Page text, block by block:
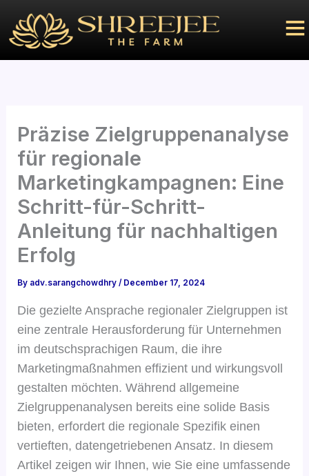
content
Präzise Zielgruppenanalyse
für regionale
Marketingkampagnen: Eine
Schritt-für-Schritt-
Anleitung für nachhaltigen
Erfolg
By adv.sarangchowdhry/ December 17, 2024
Die gezielte Ansprache regionaler Zielgruppen ist
eine zentrale Herausforderung für Unternehmen
im deutschsprachigen Raum, die ihre
Marketingmaßnahmen effizient und wirkungsvoll
gestalten möchten. Während allgemeine
Zielgruppenanalysen bereits eine solide Basis
bieten, erfordert die regionale Spezifik einen
vertieften, datengetriebenen Ansatz. In diesem
Artikel zeigen wir Ihnen, wie Sie eine umfassende